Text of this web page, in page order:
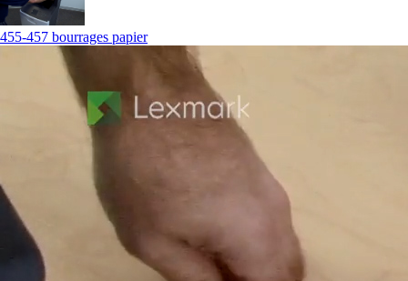
455-457 bourrages papier